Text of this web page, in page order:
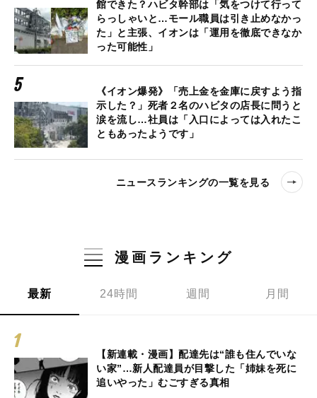
館できた？ハビタ幹部は「気をつけて行って
らっしゃいと…モール職員は引き止めなかっ
た」と主張、イオンは「運用を徹底できなか
った可能性」
《イオン爆発》「売上金を金庫に戻すよう指
示した？」死者２名のハビタの店長に問うと
涙を流し…社員は「入口によっては入れたこ
ともあったようです」
ニュースランキングの一覧を見る
漫画ランキング
最新 24時間 週間 月間
【新連載・漫画】配達先は“誰も住んでいな
い家”…新人配達員が目撃した「姉妹を死に
追いやった」むごすぎる真相